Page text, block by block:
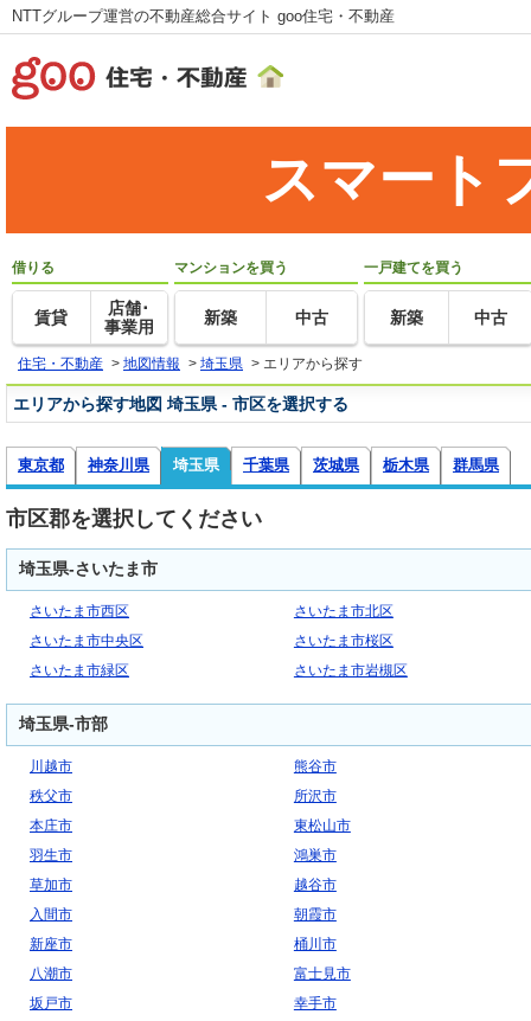
NTTグループ運営の不動産総合サイト goo住宅・不動産
スマート
借りる
賃貸
店舗･
事業用
マンションを買う
新築 中古
一戸建てを買う
新築 中古
住宅・不動産 > 地図情報 > 埼玉県 > エリアから探す
エリアから探す地図 埼玉県 - 市区を選択する
東京都 神奈川県 埼玉県 千葉県 茨城県 栃木県 群馬県
市区郡を選択してください
埼玉県-さいたま市
さいたま市西区
さいたま市北区
さいたま市中央区
さいたま市桜区
さいたま市緑区
さいたま市岩槻区
埼玉県-市部
川越市
熊谷市
秩父市
所沢市
本庄市
東松山市
羽生市
鴻巣市
草加市
越谷市
入間市
朝霞市
新座市
桶川市
八潮市
富士見市
坂戸市
幸手市